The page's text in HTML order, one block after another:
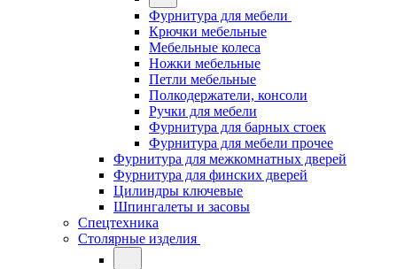
Фурнитура для мебели
Крючки мебельные
Мебельные колеса
Ножки мебельные
Петли мебельные
Полкодержатели, консоли
Ручки для мебели
Фурнитура для барных стоек
Фурнитура для мебели прочее
Фурнитура для межкомнатных дверей
Фурнитура для финских дверей
Цилиндры ключевые
Шпингалеты и засовы
Спецтехника
Столярные изделия